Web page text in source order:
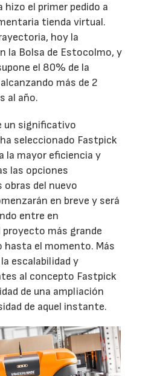
el primer pedido a
tienda virtual.
hoy la
la Bolsa de Estocolmo, y
el 80% de la
más de 2
al año.
un significativo
seleccionado Fastpick
la mayor eficiencia y
las opciones
obras del nuevo
en breve y será
entre en
más grande
hasta el momento. Más
escalabilidad y
al concepto Fastpick
de una ampliación
de aquel instante.